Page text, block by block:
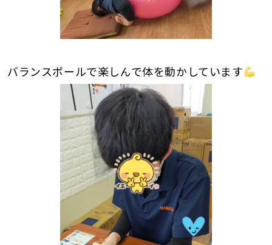
バランスボールで楽しんで体を動かしています